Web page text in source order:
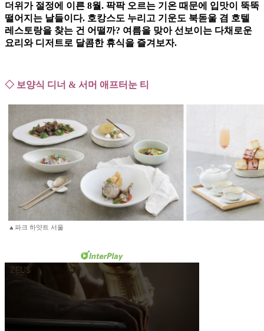
더위가 절정에 이른 8월. 팍팍 오르는 기온 때문에 입맛이 뚝뚝
떨어지는 날들이다. 호캉스도 누리고 기운도 북돋울 겸 호텔
레스토랑을 찾는 건 어떨까? 여름을 맞아 선보이는 다채로운
요리와 디저트로 달콤한 휴식을 즐겨보자.
◇ 보양식 디너 & 서머 애프터눈 티
▲파크 하얏트 서울